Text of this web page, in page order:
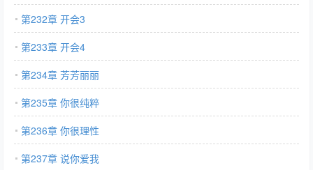
第232章 开会3
第233章 开会4
第234章 芳芳丽丽
第235章 你很纯粹
第236章 你很理性
第237章 说你爱我